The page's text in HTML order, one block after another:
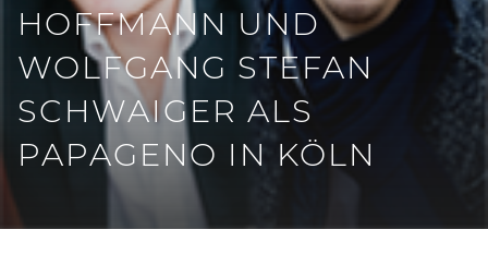
HOFFMANN UND
WOLFGANG STEFAN
SCHWAIGER ALS
PAPAGENO IN KÖLN